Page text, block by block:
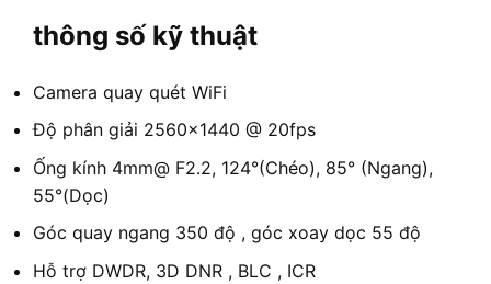
thông số kỹ thuật
Camera quay quét WiFi
Độ phân giải 2560×1440 @ 20fps
Ống kính 4mm@ F2.2, 124°(Chéo), 85° (Ngang),
55°(Dọc)
Góc quay ngang 350 độ , góc xoay dọc 55 độ
Hỗ trợ DWDR, 3D DNR , BLC , ICR